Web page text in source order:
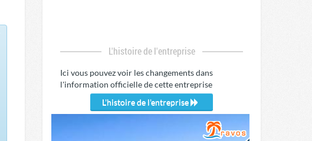
L'histoire de l'entreprise
Ici vous pouvez voir les changements dans
l'information officielle de cette entreprise
L'histoire de l'entreprise